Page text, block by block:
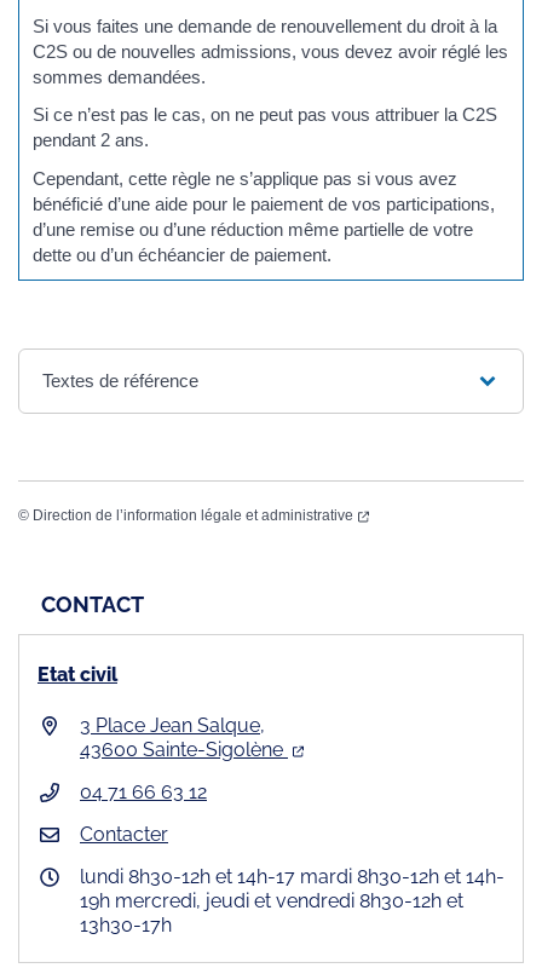
Si vous faites une demande de renouvellement du droit à la
C2S ou de nouvelles admissions, vous devez avoir réglé les
sommes demandées.
Si ce n’est pas le cas, on ne peut pas vous attribuer la C2S
pendant 2 ans.
Cependant, cette règle ne s’applique pas si vous avez
bénéficié d’une aide pour le paiement de vos participations,
d’une remise ou d’une réduction même partielle de votre
dette ou d’un échéancier de paiement.
Textes de référence
© Direction de l’information légale et administrative
CONTACT
Etat civil
3 Place Jean Salque,
43600 Sainte-Sigolène
04 71 66 63 12
Contacter
lundi 8h30-12h et 14h-17 mardi 8h30-12h et 14h-
19h mercredi, jeudi et vendredi 8h30-12h et
13h30-17h